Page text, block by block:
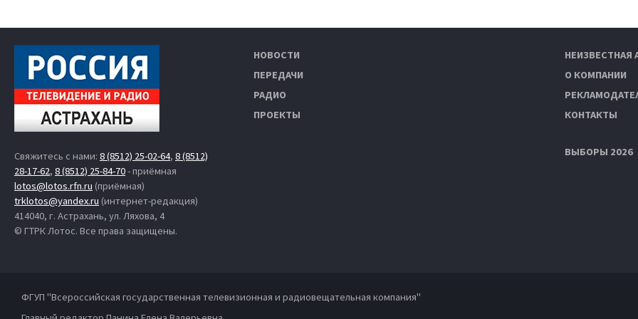
Свяжитесь с нами: 8 (8512) 25-02-64, 8 (8512)
28-17-62, 8 (8512) 25-84-70- приёмная
lotos@lotos.rfn.ru (приёмная)
trklotos@yandex.ru (интернет-редакция)
414040, г. Астрахань, ул. Ляхова, 4
© ГТРК Лотос. Все права защищены.
НОВОСТИ
ПЕРЕДАЧИ
РАДИО
ПРОЕКТЫ
НЕИЗВЕСТНАЯ
О КОМПАНИИ
КОНТАКТЫ
ВЫБОРЫ 2026
ФГУП "Всероссийская государственная телевизионная и радиовещательная компания"